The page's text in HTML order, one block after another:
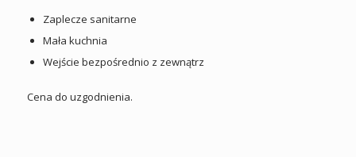
Zaplecze sanitarne
Mała kuchnia
Wejście bezpośrednio z zewnątrz
Cena do uzgodnienia.